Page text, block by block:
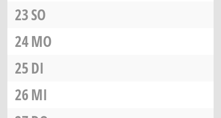
23SO
24MO
25DI
26MI